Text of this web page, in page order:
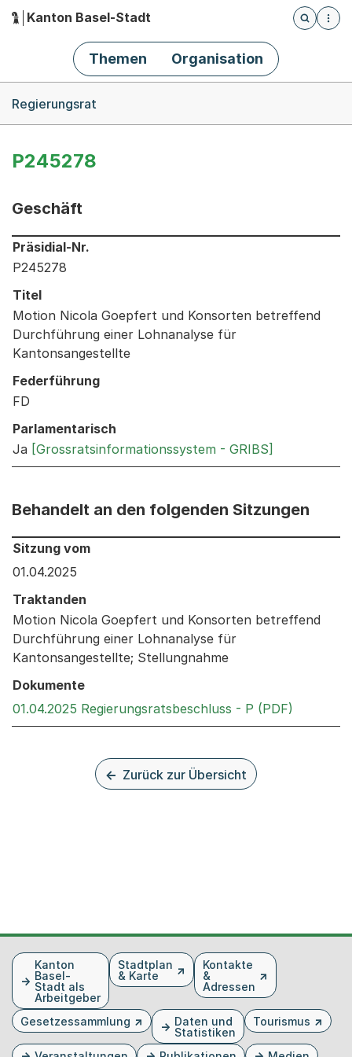
Hauptnavigation
Kanton Basel-Stadt
Öffnet
Themen Organisation
Regierungsrat
P245278
Geschäft
Informationen zum Ausgewählten Geschäft
Präsidial-Nr.
P245278
Titel
Motion Nicola Goepfert und Konsorten betreffend
Durchführung einer Lohnanalyse für
Kantonsangestellte
Federführung
FD
Parlamentarisch
Ja [Grossratsinformationssystem - GRIBS]
Behandelt an den folgenden Sitzungen
Behandelt an den folgenden Sitzungen: Informationen
Sitzung vom
01.04.2025
Traktanden
Motion Nicola Goepfert und Konsorten betreffend
Durchführung einer Lohnanalyse für
Kantonsangestellte; Stellungnahme
Dokumente
01.04.2025 Regierungsratsbeschluss - P (PDF)
Zurück zur Übersicht
FusszeileKanton
Basel-
Stadt als
Arbeitgeber
Stadtplan
& Karte
Kontakte
&
Adressen
Gesetzessammlung
Daten und
Statistiken
Tourismus